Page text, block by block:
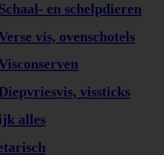
en schelpdieren
vis, ovenschotels
vissticks
alles